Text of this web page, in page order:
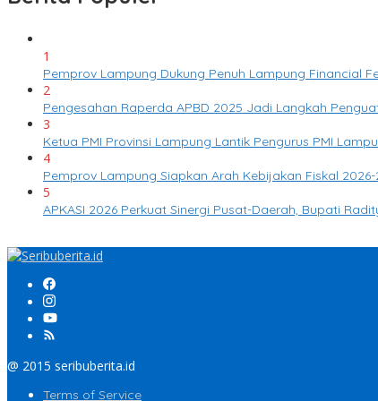
1
Pemprov Lampung Dukung Penuh Lampung Financial
2
Pengesahan Raperda APBD 2025 Jadi Langkah
3
Ketua PMI Provinsi Lampung Lantik Pengurus PMI
4
Pemprov Lampung Siapkan Arah Kebijakan Fiskal
5
APKASI 2026 Perkuat Sinergi Pusat-Daerah, Bupati
@ 2015 seribuberita.id
Terms of Service